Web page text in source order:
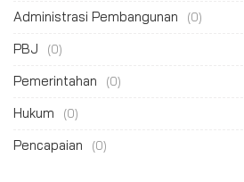
Administrasi Pembangunan (0)
PBJ (0)
Pemerintahan (0)
Hukum (0)
Pencapaian (0)